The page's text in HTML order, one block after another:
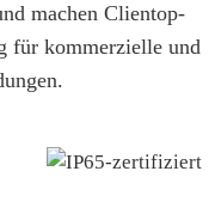
machen Clientop-
für kommerzielle und